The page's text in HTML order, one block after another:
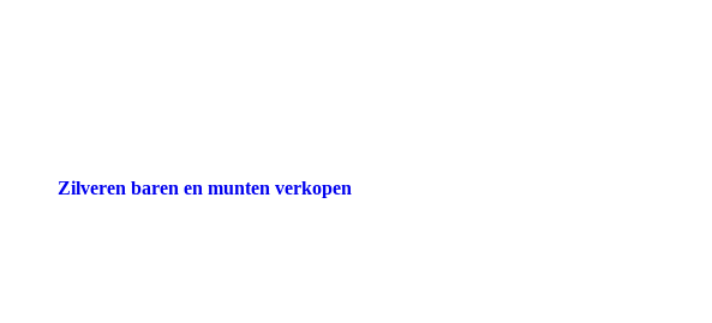
Zilveren baren en munten verkopen